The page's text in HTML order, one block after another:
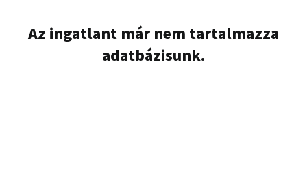
Az ingatlant már nem tartalmazza
adatbázisunk.